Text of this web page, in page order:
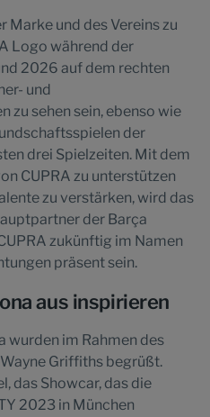
Marke und des Vereins zu
Logo während der
2026 auf dem rechten
und
zu sehen sein, ebenso wie
der
drei Spielzeiten. Mit dem
CUPRA zu unterstützen
zu verstärken, wird das
der Barça
zukünftig im Namen
präsent sein.
aus inspirieren
wurden im Rahmen des
Griffiths begrüßt.
das Showcar, das die
2023 in München